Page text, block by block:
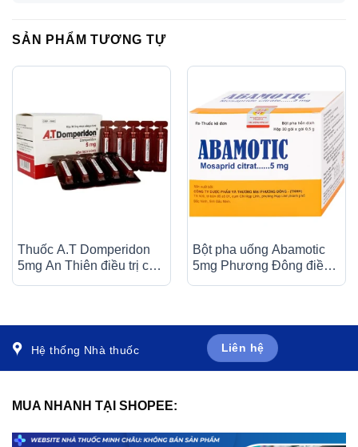
SẢN PHẨM TƯƠNG TỰ
Thuốc A.T Domperidon
5mg An Thiên điều trị các
Bột pha uống Abamotic
5mg Phương Đông điều
Hệ thống Nhà thuốc Liên hệ
MUA NHANH TẠI SHOPEE: